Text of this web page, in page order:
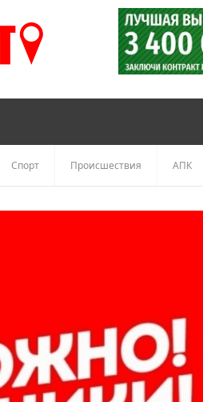
Спорт Происшествия АПК